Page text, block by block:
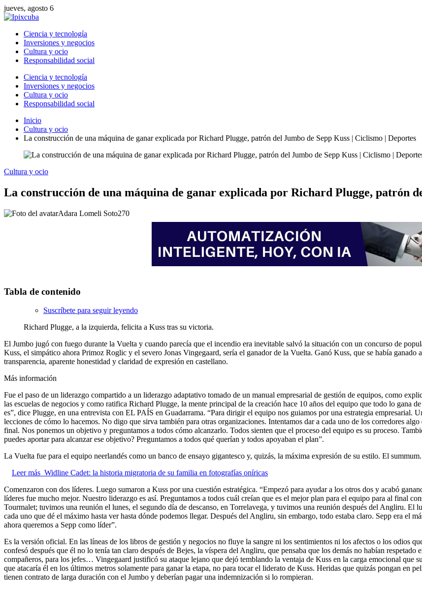
jueves, agosto 6
Ciencia y tecnología
Inversiones y negocios
Cultura y ocio
Responsabilidad social
Ciencia y tecnología
Inversiones y negocios
Cultura y ocio
Responsabilidad social
Inicio
Cultura y ocio
La construcción de una máquina de ganar explicada por Richard Plugge, patrón del Jumbo de Sepp Kuss | Ciclismo | Deportes
Cultura y ocio
La construcción de una máquina de ganar explicada por Richard Plugge, patrón
Adara Lomeli Soto270
Tabla de contenido
Suscríbete para seguir leyendo
Richard Plugge, a la izquierda, felicita a Kuss tras su victoria.
El Jumbo jugó con fuego durante la Vuelta y cuando parecía que el incendio era inevitable salvó la situación con un concurso de
Kuss, el simpático ahora Primoz Roglic y el severo Jonas Vingegaard, sería el ganador de la Vuelta. Ganó Kuss, que se había ganado
transparencia, aparente honestidad y claridad de expresión en castellano.
Más información
Fue el paso de un liderazgo compartido a un liderazgo adaptativo tomado de un manual empresarial de gestión de equipos, como
las escuelas de negocios y como ratifica Richard Plugge, la mente principal de la creación hace 10 años del equipo que todo lo gana
es”, dice Plugge, en una entrevista con EL PAÍS en Guadarrama. “Para dirigir el equipo nos guiamos por una estrategia empresarial.
lecciones de cómo lo hacemos. No digo que sirva también para otras organizaciones. Intentamos dar a cada uno de los corredores
final. Nos ponemos un objetivo y preguntamos a todos cómo alcanzarlo. Todos sienten que el proceso del equipo es su proceso.
puedes aportar para alcanzar ese objetivo? Preguntamos a todos qué querían y todos apoyaban el plan”.
La Vuelta fue para el equipo neerlandés como un banco de ensayo gigantesco y, quizás, la máxima expresión de su estilo. El summum.
Leer más Widline Cadet: la historia migratoria de su familia en fotografías oníricas
Comenzaron con dos líderes. Luego sumaron a Kuss por una cuestión estratégica. “Empezó para ayudar a los otros dos y acabó
líderes fue mucho mejor. Nuestro liderazgo es así. Preguntamos a todos cuál creían que es el mejor plan para el equipo para al final
Tourmalet; tuvimos una reunión el lunes, el segundo día de descanso, en Torrelavega, y tuvimos una reunión después del Angliru. El
cada uno que dé el máximo hasta ver hasta dónde podemos llegar. Después del Angliru, sin embargo, todo estaba claro. Sepp era el
ahora queremos a Sepp como líder”.
Es la versión oficial. En las líneas de los libros de gestión y negocios no fluye la sangre ni los sentimientos ni los afectos o los odios
confesó después que él no lo tenía tan claro después de Bejes, la víspera del Angliru, que pensaba que los demás no habían
compañeros, para los jefes… Vingegaard justificó su ataque lejano que dejó temblando la ventaja de Kuss en la carga emocional
que atacaría él en los últimos metros solamente para ganar la etapa, no para tocar el liderato de Kuss. Heridas que quizás pongan en
tienen contrato de larga duración con el Jumbo y deberían pagar una indemnización si lo rompieran.